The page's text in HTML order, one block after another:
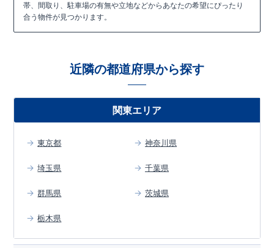
帯、間取り、駐車場の有無や立地などからあなたの希望にぴったり
合う物件が見つかります。
近隣の都道府県から探す
関東エリア
東京都 神奈川県
埼玉県 千葉県
群馬県 茨城県
栃木県